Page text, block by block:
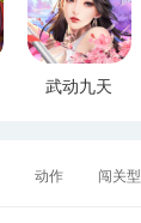
武动九天
动作 闯关型